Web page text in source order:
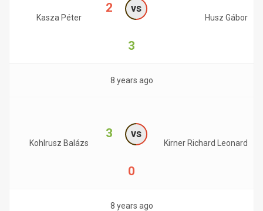
Kasza Péter
2 vs
3
Husz Gábor
8 years ago
Kohlrusz Balázs
3 vs
0
Kirner Richard Leonard
8 years ago